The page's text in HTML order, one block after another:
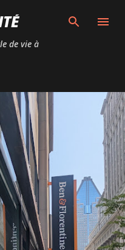
principal
de vie à